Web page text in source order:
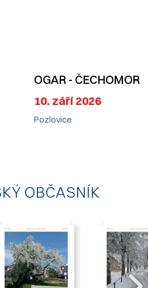
OGAR - ČECHOMOR
10. září 2026
Pozlovice
OBČASNÍK